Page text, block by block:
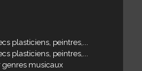
plasticiens, peintres,...
plasticiens, peintres,...
genres musicaux